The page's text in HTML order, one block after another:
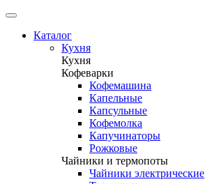
Каталог
Кухня
Кухня
Кофеварки
Кофемашина
Капельные
Капсульные
Кофемолка
Капучинаторы
Рожковые
Чайники и термопоты
Чайники электрические